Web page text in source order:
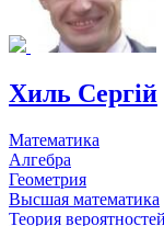
Хиль Сергій
Математика
Алгебра
Геометрия
Высшая математика
Теория вероятностей